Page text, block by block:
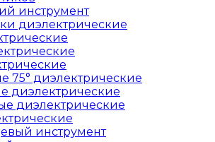
инструмент
диэлектрические
75° диэлектрические
диэлектрические
диэлектрические
инструмент